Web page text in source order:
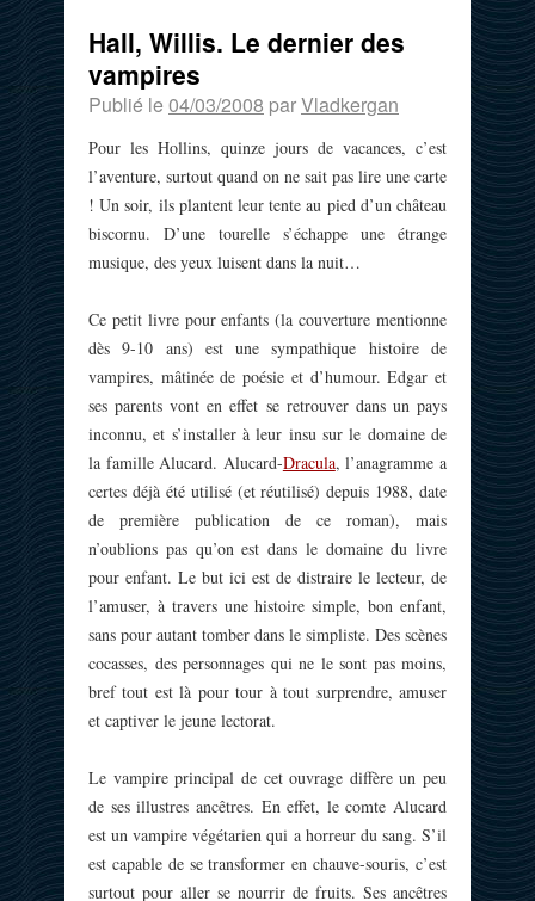
Hall, Willis. Le dernier des
vampires
Publié le 04/03/2008 parVladkergan
Pour les Hollins, quinze jours de vacances, c’est
l’aventure, surtout quand on ne sait pas lire une carte
! Un soir, ils plantent leur tente au pied d’un château
biscornu. D’une tourelle s’échappe une étrange
musique, des yeux luisent dans la nuit…
Ce petit livre pour enfants (la couverture mentionne
dès 9-10 ans) est une sympathique histoire de
vampires, mâtinée de poésie et d’humour. Edgar et
ses parents vont en effet se retrouver dans un pays
inconnu, et s’installer à leur insu sur le domaine de
la famille Alucard. Alucard-Dracula, l’anagramme a
certes déjà été utilisé (et réutilisé) depuis 1988, date
de première publication de ce roman), mais
n’oublions pas qu’on est dans le domaine du livre
pour enfant. Le but ici est de distraire le lecteur, de
l’amuser, à travers une histoire simple, bon enfant,
sans pour autant tomber dans le simpliste. Des scènes
cocasses, des personnages qui ne le sont pas moins,
bref tout est là pour tour à tout surprendre, amuser
et captiver le jeune lectorat.
Le vampire principal de cet ouvrage diffère un peu
de ses illustres ancêtres. En effet, le comte Alucard
est un vampire végétarien qui a horreur du sang. S’il
est capable de se transformer en chauve-souris, c’est
surtout pour aller se nourrir de fruits. Ses ancêtres